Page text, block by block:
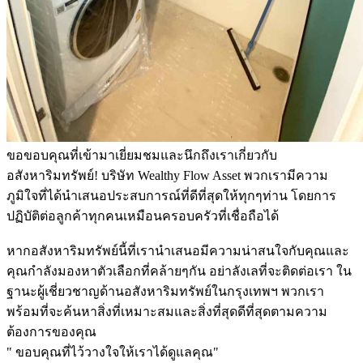
ขอขอบคุณที่เข้ามาเยี่ยมชมและนึกถึงเราเกี่ยวกับ
อสังหาริมทรัพย์! บริษัท Wealthy Flow Asset พวกเรามีความ
ภูมิใจที่ได้นำเสนอประสบการณ์ที่ดีที่สุดให้ทุกๆท่าน โดยการ
ปฏิบัติต่อลูกค้าทุกคนเหมือนครอบครัวที่เชื่อถือได้
หากอสังหาริมทรัพย์นี้ที่เรานำเสนอมีความน่าสนใจกับคุณและ
คุณกำลังมองหาตัวเลือกที่คล้ายๆกัน อย่าลังเลที่จะติดต่อเรา ใน
ฐานะผู้เชี่ยวชาญด้านอสังหาริมทรัพย์ในกรุงเทพฯ พวกเรา
พร้อมที่จะค้นหาสิ่งที่เหมาะสมและสิ่งที่สุดดีที่สุดตามความ
ต้องการของคุณ
" ขอบคุณที่ไว้วางใจให้เราได้ดูแลคุณ"